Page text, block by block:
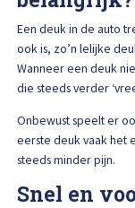
Een deuk in de auto
ook is, zo’n lelijke
Wanneer een deuk
die steeds verder
Onbewust speelt er
eerste deuk vaak het
steeds minder pijn.
Snel en